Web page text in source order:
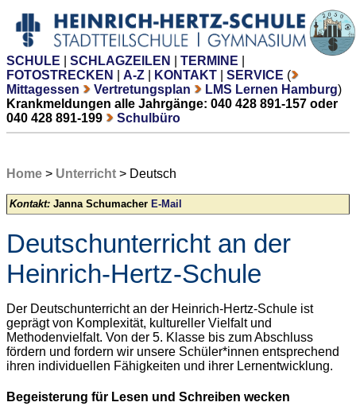
SCHULE SCHLAGZEILEN TERMINE
FOTOSTRECKEN
A-Z KONTAKT SERVICE (
Mittagessen
Vertretungsplan LMS Lernen Hamburg)
Krankmeldungen alle Jahrgänge: 040 428 891-157 oder
040 428 891-199
Schulbüro
Home > Unterricht > Deutsch
Kontakt: Janna Schumacher E-Mail
Deutschunterricht an der
Heinrich-Hertz-Schule
Der Deutschunterricht an der Heinrich-Hertz-Schule ist
geprägt von Komplexität, kultureller Vielfalt und
Methodenvielfalt. Von der 5. Klasse bis zum Abschluss
fördern und fordern wir unsere Schüler*innen entsprechend
ihren individuellen Fähigkeiten und ihrer Lernentwicklung.
Begeisterung für Lesen und Schreiben wecken